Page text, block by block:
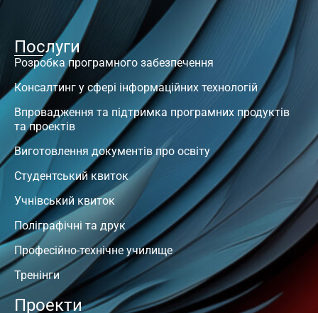
Послуги
Розробка програмного забезпечення
Консалтинг у сфері інформаційних технологій
Впровадження та підтримка програмних продуктів
та проектів
Виготовлення документів про освіту
Студентський квиток
Учнівський квиток
Поліграфічні та друк
Професійно-технічне училище
Тренінги
Проекти